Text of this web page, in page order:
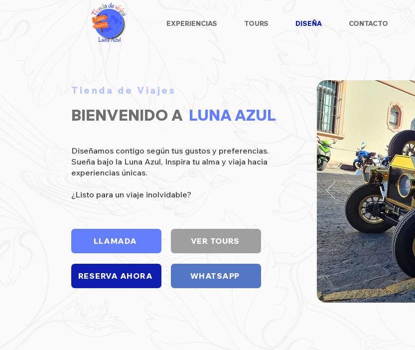
EXPERIENCIAS TOURS DISEÑA CONTACTO
Tienda de Viajes
BIENVENIDO A LUNA AZUL
Diseñamos contigo según tus gustos y preferencias.
Sueña bajo la Luna Azul, Inspira tu alma y viaja hacia
experiencias únicas.
¿Listo para un viaje inolvidable?
LLAMADA VER TOURS
RESERVA AHORA WHATSAPP